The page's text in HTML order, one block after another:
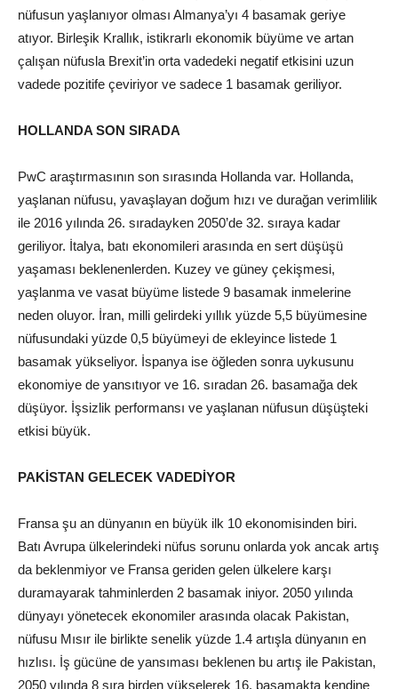
nüfusun yaşlanıyor olması Almanya’yı 4 basamak geriye
atıyor. Birleşik Krallık, istikrarlı ekonomik büyüme ve artan
çalışan nüfusla Brexit’in orta vadedeki negatif etkisini uzun
vadede pozitife çeviriyor ve sadece 1 basamak geriliyor.
HOLLANDA SON SIRADA
PwC araştırmasının son sırasında Hollanda var. Hollanda,
yaşlanan nüfusu, yavaşlayan doğum hızı ve durağan verimlilik
ile 2016 yılında 26. sıradayken 2050’de 32. sıraya kadar
geriliyor. İtalya, batı ekonomileri arasında en sert düşüşü
yaşaması beklenenlerden. Kuzey ve güney çekişmesi,
yaşlanma ve vasat büyüme listede 9 basamak inmelerine
neden oluyor. İran, milli gelirdeki yıllık yüzde 5,5 büyümesine
nüfusundaki yüzde 0,5 büyümeyi de ekleyince listede 1
basamak yükseliyor. İspanya ise öğleden sonra uykusunu
ekonomiye de yansıtıyor ve 16. sıradan 26. basamağa dek
düşüyor. İşsizlik performansı ve yaşlanan nüfusun düşüşteki
etkisi büyük.
PAKİSTAN GELECEK VADEDİYOR
Fransa şu an dünyanın en büyük ilk 10 ekonomisinden biri.
Batı Avrupa ülkelerindeki nüfus sorunu onlarda yok ancak artış
da beklenmiyor ve Fransa geriden gelen ülkelere karşı
duramayarak tahminlerden 2 basamak iniyor. 2050 yılında
dünyayı yönetecek ekonomiler arasında olacak Pakistan,
nüfusu Mısır ile birlikte senelik yüzde 1.4 artışla dünyanın en
hızlısı. İş gücüne de yansıması beklenen bu artış ile Pakistan,
2050 yılında 8 sıra birden yükselerek 16. basamakta kendine